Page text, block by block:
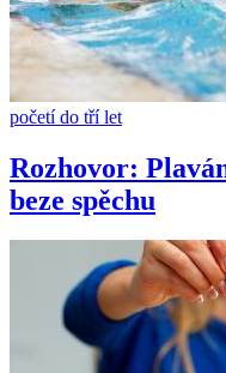
početí do tří let
Rozhovor:
beze spěchu